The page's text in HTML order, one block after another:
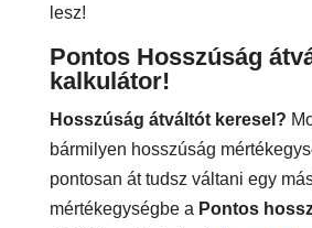
lesz!
Pontos Hosszúság
kalkulátor!
Hosszúság átváltót keresel?
bármilyen hosszúság
pontosan át tudsz váltani egy
mértékegységbe a Pontos